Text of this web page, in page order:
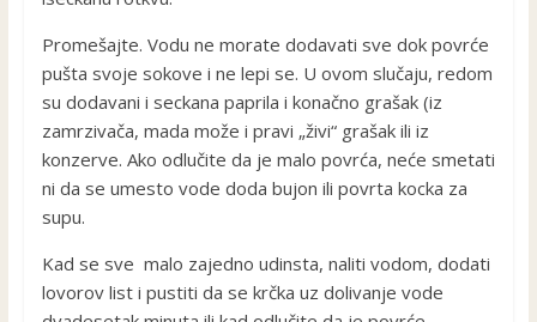
Promešajte. Vodu ne morate dodavati sve dok povrće
pušta svoje sokove i ne lepi se. U ovom slučaju, redom
su dodavani i seckana paprila i konačno grašak (iz
zamrzivača, mada može i pravi „živi“ grašak ili iz
konzerve. Ako odlučite da je malo povrća, neće smetati
ni da se umesto vode doda bujon ili povrta kocka za
supu.
Kad se sve malo zajedno udinsta, naliti vodom, dodati
lovorov list i pustiti da se krčka uz dolivanje vode